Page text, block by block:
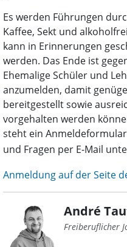
Es werden Führungen
Kaffee, Sekt und
kann in Erinnerungen
werden. Das Ende ist
Ehemalige Schüler und
anzumelden, damit
bereitgestellt sowie
vorgehalten werden
steht ein
und Fragen per E-Mail
Anmeldung auf der Seite
André
Freiberuflicher